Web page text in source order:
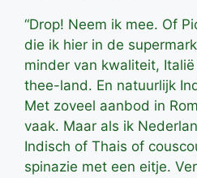
“Drop! Neem ik mee. Of
die ik hier in de
minder van kwaliteit,
thee-land. En natuurlijk
Met zoveel aanbod in
vaak. Maar als ik
Indisch of Thais of
spinazie met een eitje.